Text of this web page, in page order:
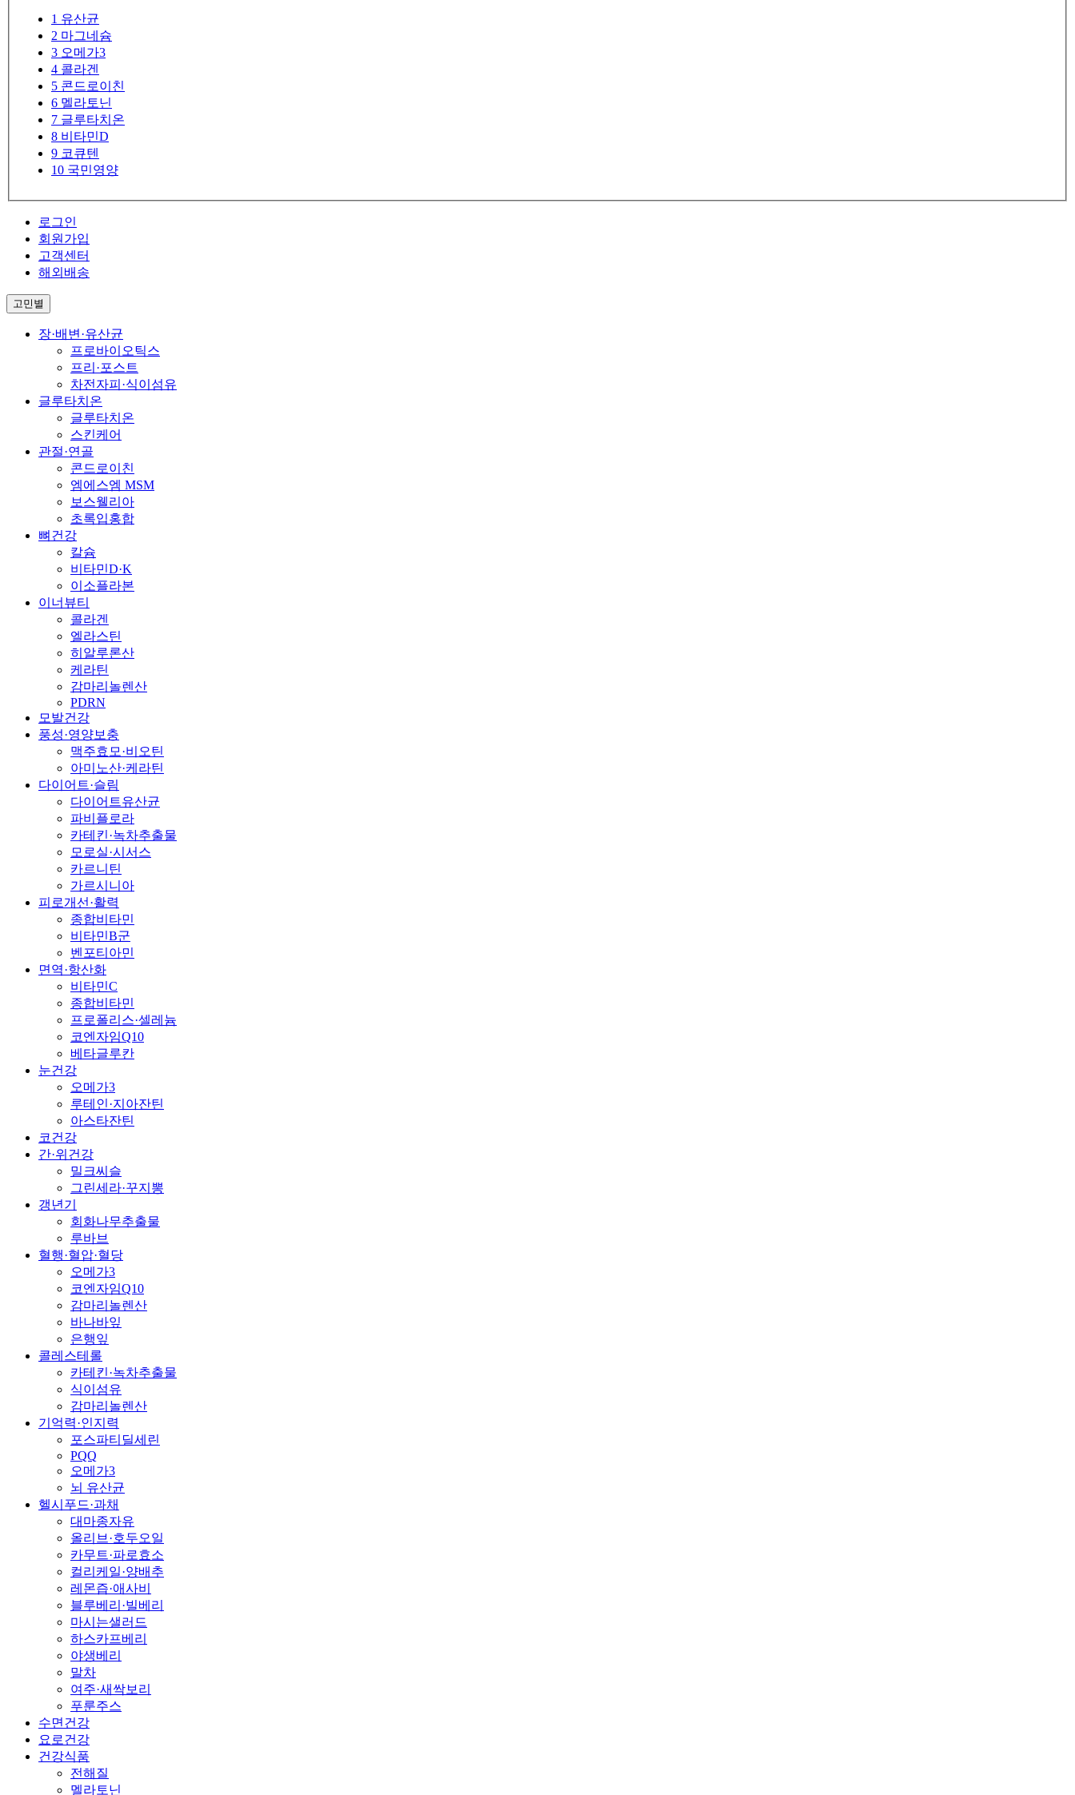
1 유산균
2 마그네슘
3 오메가3
4 콜라겐
5 콘드로이친
6 멜라토닌
7 글루타치온
8 비타민D
9 코큐텐
10 국민영양
로그인
회원가입
고객센터
해외배송
고민별
장·배변·유산균
프로바이오틱스
프리·포스트
차전자피·식이섬유
글루타치온
글루타치온
스킨케어
관절·연골
콘드로이친
엠에스엠 MSM
보스웰리아
초록입홍합
뼈건강
칼슘
비타민D·K
이소플라본
이너뷰티
콜라겐
엘라스틴
히알루론산
케라틴
감마리놀렌산
PDRN
모발건강
풍성·영양보충
맥주효모·비오틴
아미노산·케라틴
다이어트·슬림
다이어트유산균
파비플로라
카테킨·녹차추출물
모로실·시서스
카르니틴
가르시니아
피로개선·활력
종합비타민
비타민B군
벤포티아민
면역·항산화
비타민C
종합비타민
프로폴리스·셀레늄
코엔자임Q10
베타글루칸
눈건강
오메가3
루테인·지아잔틴
아스타잔틴
코건강
간·위건강
밀크씨슬
그린세라·꾸지뽕
갱년기
회화나무추출물
루바브
혈행·혈압·혈당
오메가3
코엔자임Q10
감마리놀렌산
바나바잎
은행잎
콜레스테롤
카테킨·녹차추출물
식이섬유
감마리놀렌산
기억력·인지력
포스파티딜세린
PQQ
오메가3
뇌 유산균
헬시푸드·과채
대마종자유
올리브·호두오일
카무트·파로효소
컬리케일·양배추
레몬즙·애사비
블루베리·빌베리
마시는샐러드
하스카프베리
야생베리
말차
여주·새싹보리
푸룬주스
수면건강
요로건강
건강식품
전해질
멜라토닌